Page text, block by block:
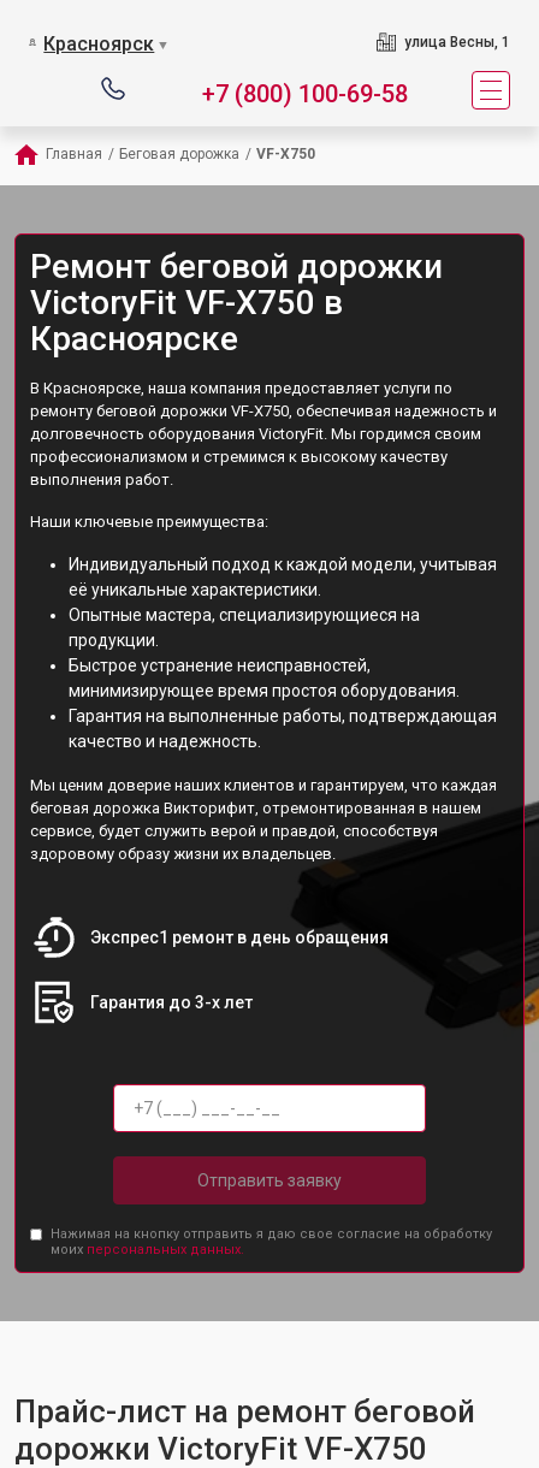
Красноярск ▼ улица Весны, 1
+7 (800) 100-69-58
Главная / Беговая дорожка / VF-X750
Ремонт беговой дорожки
VictoryFit VF-X750 в
Красноярске
В Красноярске, наша компания предоставляет услуги по
ремонту беговой дорожки VF-X750, обеспечивая надежность и
долговечность оборудования VictoryFit. Мы гордимся своим
профессионализмом и стремимся к высокому качеству
выполнения работ.
Наши ключевые преимущества:
Индивидуальный подход к каждой модели, учитывая
её уникальные характеристики.
Опытные мастера, специализирующиеся на
продукции.
Быстрое устранение неисправностей,
минимизирующее время простоя оборудования.
Гарантия на выполненные работы, подтверждающая
качество и надежность.
Мы ценим доверие наших клиентов и гарантируем, что каждая
беговая дорожка Викторифит, отремонтированная в нашем
сервисе, будет служить верой и правдой, способствуя
здоровому образу жизни их владельцев.
Экспрес1 ремонт в день обращения
Гарантия до 3-х лет
Отправить заявку
Нажимая на кнопку отправить я даю свое согласие на обработку
моих персональных данных.
Прайс-лист на ремонт беговой
дорожки VictoryFit VF-X750